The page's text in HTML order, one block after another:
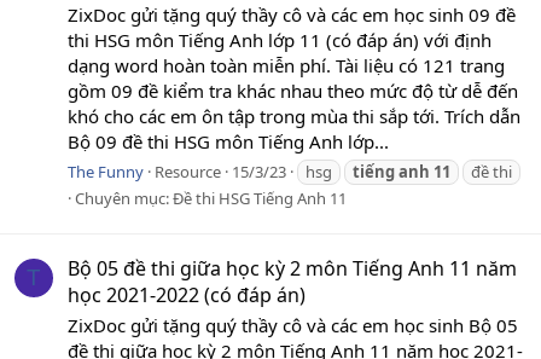
ZixDoc gửi tặng quý thầy cô và các em học sinh 09 đề
thi HSG môn Tiếng Anh lớp 11 (có đáp án) với định
dạng word hoàn toàn miễn phí. Tài liệu có 121 trang
gồm 09 đề kiểm tra khác nhau theo mức độ từ dễ đến
khó cho các em ôn tập trong mùa thi sắp tới. Trích dẫn
Bộ 09 đề thi HSG môn Tiếng Anh lớp...
The Funny Resource 15/3/23 hsg tiếnganh 11
đề thi
Chuyên mục:Đề thi HSG Tiếng Anh 11
T
Bộ 05 đề thi giữa học kỳ 2 môn Tiếng Anh 11 năm
học 2021-2022 (có đáp án)
ZixDoc gửi tặng quý thầy cô và các em học sinh Bộ 05
đề thi giữa học kỳ 2 môn Tiếng Anh 11 năm học 2021-